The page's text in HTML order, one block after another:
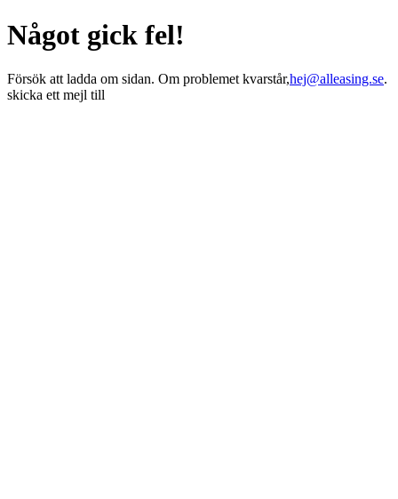
Något gick fel!
Försök att ladda om sidan. Om problemet kvarstår,hej@alleasing.se.
skicka ett mejl till